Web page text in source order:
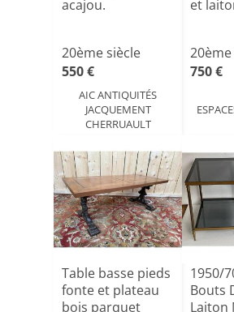
acajou.
20ème siècle
550 €
AIC ANTIQUITÉS
JACQUEMENT
CHERRUAULT
et
750 €
Table basse pieds
fonte et plateau
bois parquet
1950/
Bouts
Laiton